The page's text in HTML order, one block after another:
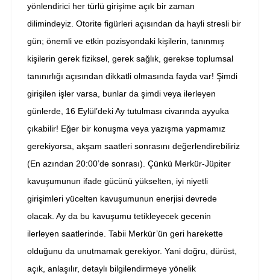
yönlendirici her türlü girişime açık bir zaman
dilimindeyiz. Otorite figürleri açısından da hayli stresli bir
gün; önemli ve etkin pozisyondaki kişilerin, tanınmış
kişilerin gerek fiziksel, gerek sağlık, gerekse toplumsal
tanınırlığı açısından dikkatli olmasında fayda var! Şimdi
girişilen işler varsa, bunlar da şimdi veya ilerleyen
günlerde, 16 Eylül’deki Ay tutulması civarında ayyuka
çıkabilir! Eğer bir konuşma veya yazışma yapmamız
gerekiyorsa, akşam saatleri sonrasını değerlendirebiliriz
(En azından 20:00’de sonrası). Çünkü Merkür-Jüpiter
kavuşumunun ifade gücünü yükselten, iyi niyetli
girişimleri yücelten kavuşumunun enerjisi devrede
olacak. Ay da bu kavuşumu tetikleyecek gecenin
ilerleyen saatlerinde. Tabii Merkür’ün geri harekette
olduğunu da unutmamak gerekiyor. Yani doğru, dürüst,
açık, anlaşılır, detaylı bilgilendirmeye yönelik